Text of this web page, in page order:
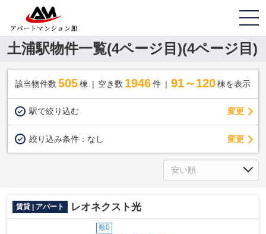
土浦駅物件一覧(4ページ目)(4ページ目)
該当物件数 505棟 空き数 1946 件 91～120 棟を表示
駅で絞り込む 変更
絞り込み条件： なし 変更
賃貸 | アパート レオネクスト光
敷0